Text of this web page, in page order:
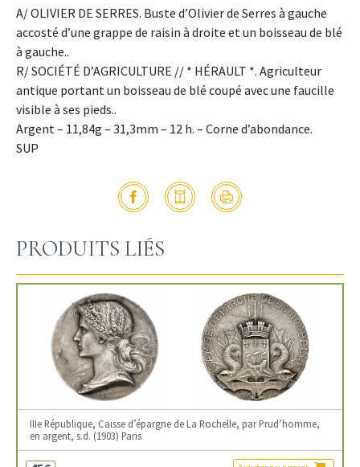
A/ OLIVIER DE SERRES. Buste d’Olivier de Serres à gauche
accosté d’une grappe de raisin à droite et un boisseau de blé
à gauche..
R/ SOCIÉTÉ D’AGRICULTURE // * HÉRAULT *. Agriculteur
antique portant un boisseau de blé coupé avec une faucille
visible à ses pieds..
Argent – 11,84g – 31,3mm – 12 h. – Corne d’abondance.
SUP
PRODUITS LIÉS
IIIe République, Caisse d’épargne de La Rochelle, par Prud’homme,
en argent, s.d. (1903) Paris